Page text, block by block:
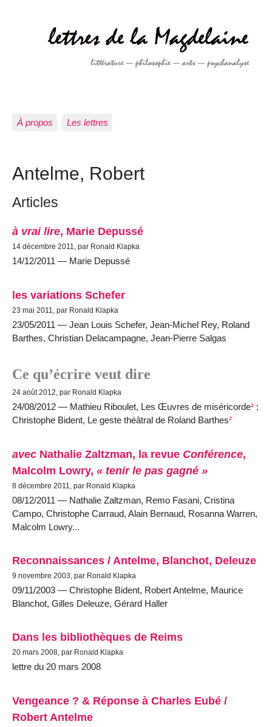
À propos Les lettres
Antelme, Robert
Articles
à vrai lire, Marie Depussé
14 décembre 2011, par Ronald Klapka
14/12/2011 — Marie Depussé
les variations Schefer
23 mai 2011, par Ronald Klapka
23/05/2011 — Jean Louis Schefer, Jean-Michel Rey, Roland
Barthes, Christian Delacampagne, Jean-Pierre Salgas
Ce qu’écrire veut dire
24 août 2012, par Ronald Klapka
24/08/2012 — Mathieu Riboulet, Les Œuvres de miséricorde¹ ;
Christophe Bident, Le geste théâtral de Roland Barthes²
avec Nathalie Zaltzman, la revue Conférence,
Malcolm Lowry, « tenir le pas gagné »
8 décembre 2011, par Ronald Klapka
08/12/2011 — Nathalie Zaltzman, Remo Fasani, Cristina
Campo, Christophe Carraud, Alain Bernaud, Rosanna Warren,
Malcolm Lowry...
Reconnaissances / Antelme, Blanchot, Deleuze
9 novembre 2003, par Ronald Klapka
09/11/2003 — Christophe Bident, Robert Antelme, Maurice
Blanchot, Gilles Deleuze, Gérard Haller
Dans les bibliothèques de Reims
20 mars 2008, par Ronald Klapka
lettre du 20 mars 2008
Vengeance ? & Réponse à Charles Eubé /
Robert Antelme